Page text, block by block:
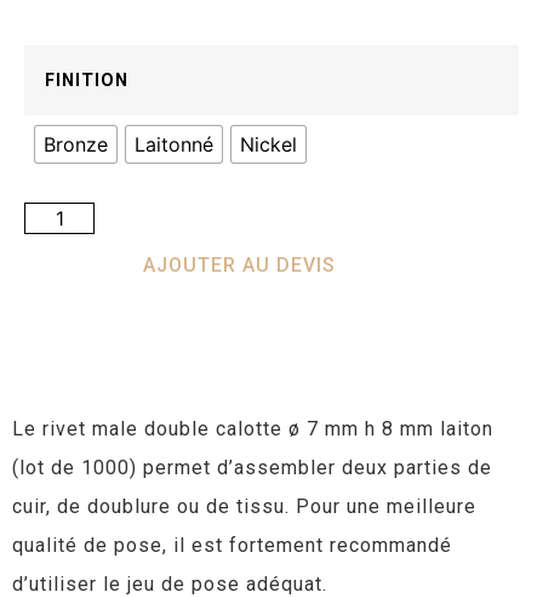
FINITION
Bronze Laitonné Nickel
AJOUTER AU DEVIS
Le rivet male double calotte ø 7 mm h 8 mm laiton
(lot de 1000) permet d’assembler deux parties de
cuir, de doublure ou de tissu. Pour une meilleure
qualité de pose, il est fortement recommandé
d’utiliser le jeu de pose adéquat.